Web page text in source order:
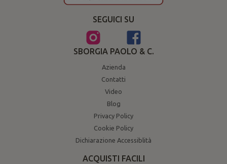
SEGUICI SU
SBORGIA PAOLO & C.
Azienda
Contatti
Video
Blog
Privacy Policy
Cookie Policy
Dichiarazione Accessiblità
ACQUISTI FACILI